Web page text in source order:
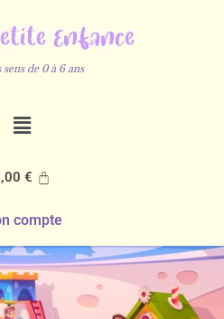
sens de 0 à 6 ans
€
compte